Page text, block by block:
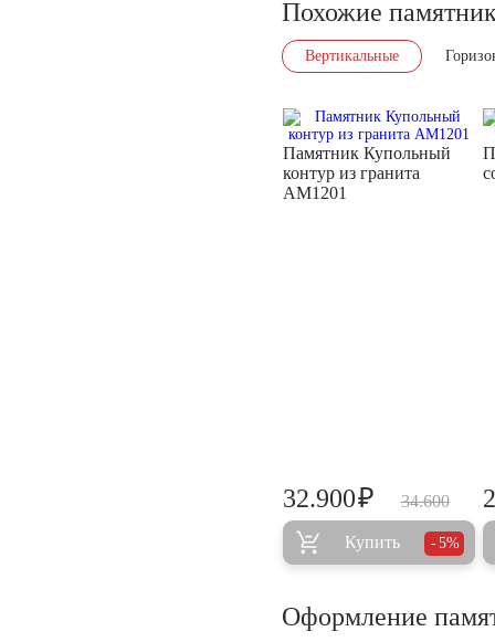
Похожие
Вертикальные
Памятник Купольный
контур из гранита
AM1201
34.600
32.900₽
Купить 5%
Оформление